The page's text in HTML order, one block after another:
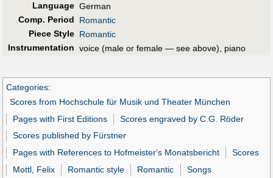
Language German
Comp. Period
Romantic
Piece Style Romantic
Instrumentation voice (male or female — see above), piano
Categories:
Scores from Hochschule für Musik und Theater München
Pages with First Editions
Scores engraved by C.G. Röder
Scores published by Fürstner
Pages with References to Hofmeister's Monatsbericht
Scores
Mottl, Felix
Romantic style Romantic
Songs